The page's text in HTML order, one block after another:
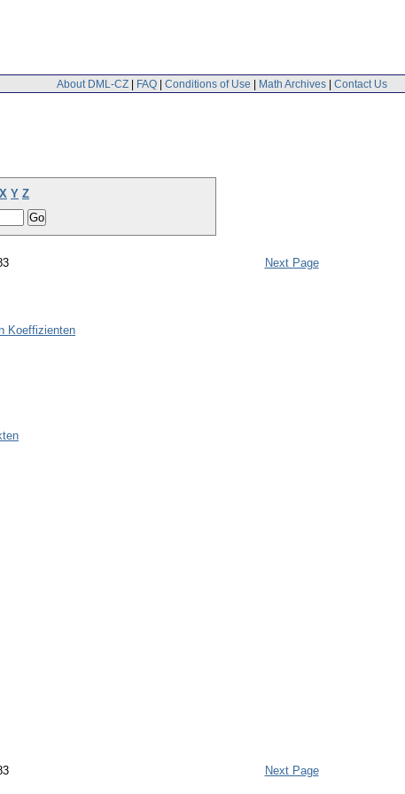
About DML-CZ | FAQ | Conditions of Use | Math Archives | Contact Us
X Y Z
Next Page
Koeffizienten
Next Page